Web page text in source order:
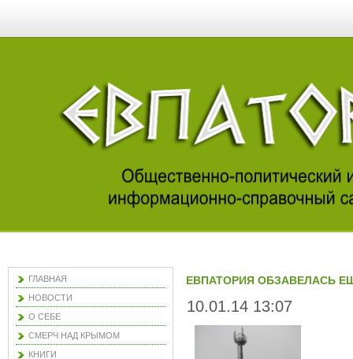
ГЛАВНАЯ
НОВОСТИ
О СЕБЕ
СМЕРЧ НАД КРЫМОМ
КНИГИ
ЕВПАТОРИЯ ОБЗАВЕЛАСЬ
10.01.14 13:07